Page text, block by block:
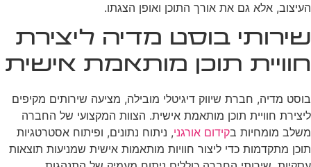
העיצוב, אלא גם את אורך התוכן ואופן הצגתו.
שירותי בוסט מדיה ליצירת
חוויית תוכן מותאמת אישית
בוסט מדיה, חברת שיווק דיגיטלי מובילה, מציעה שירותים מקיפים
ליצירת חוויית תוכן מותאמת אישית. הצוות המקצועי של החברה
משלב מומחיות בקידום אורגני, ניתוח נתונים, ופיתוח אסטרטגיות
תוכן מתקדמות כדי ליצור חוויות מותאמות אישית שמניעות תוצאות